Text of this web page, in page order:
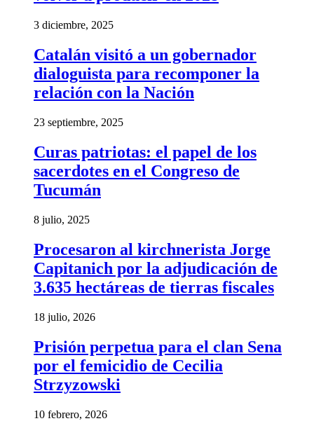
3 diciembre, 2025
Catalán visitó a un gobernador
dialoguista para recomponer la
relación con la Nación
23 septiembre, 2025
Curas patriotas: el papel de los
sacerdotes en el Congreso de
Tucumán
8 julio, 2025
Procesaron al kirchnerista Jorge
Capitanich por la adjudicación de
3.635 hectáreas de tierras fiscales
18 julio, 2026
Prisión perpetua para el clan Sena
por el femicidio de Cecilia
Strzyzowski
10 febrero, 2026